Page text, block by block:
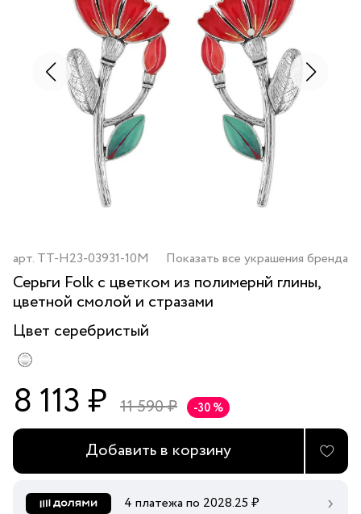
арт. TT-H23-03931-10M Показать все украшения бренда
Серьги Folk с цветком из полимернй глины,
цветной смолой и стразами
Цвет серебристый
8 113 ₽ 11 590 ₽ -30 %
Добавить в корзину
4 платежа по 2028.25 ₽